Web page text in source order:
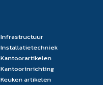
Infrastructuur
Installatietechniek
Kantoorartikelen
Kantoorinrichting
Keuken artikelen